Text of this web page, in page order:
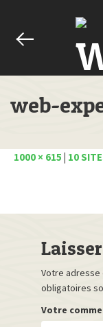
web-
1000 × 615 | 10
Votre adresse
obligatoires
Votre